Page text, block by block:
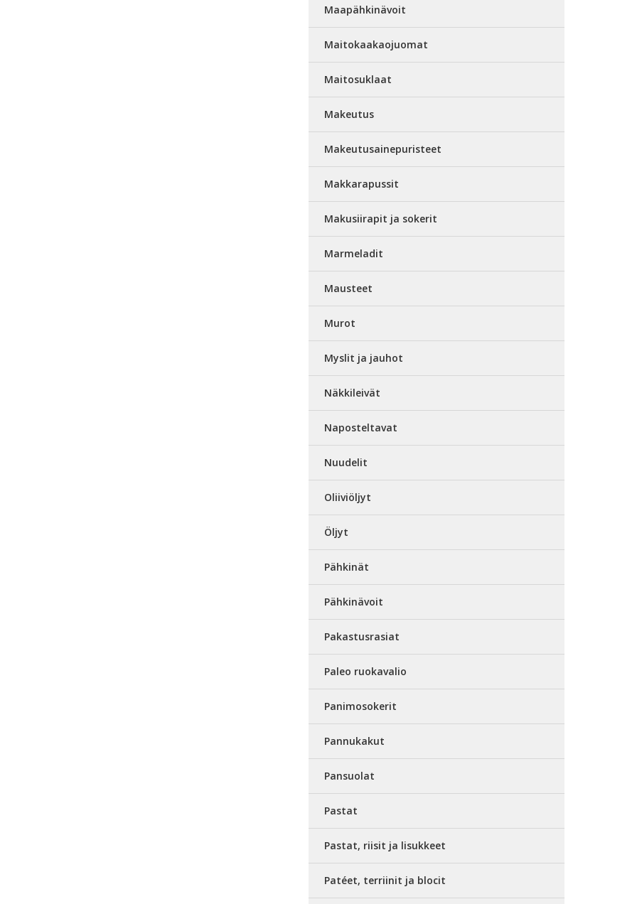
Maapähkinävoit
Maitokaakaojuomat
Maitosuklaat
Makeutus
Makeutusainepuristeet
Makkarapussit
Makusiirapit ja sokerit
Marmeladit
Mausteet
Murot
Myslit ja jauhot
Näkkileivät
Naposteltavat
Nuudelit
Oliiviöljyt
Öljyt
Pähkinät
Pähkinävoit
Pakastusrasiat
Paleo ruokavalio
Panimosokerit
Pannukakut
Pansuolat
Pastat
Pastat, riisit ja lisukkeet
Patéet, terriinit ja blocit